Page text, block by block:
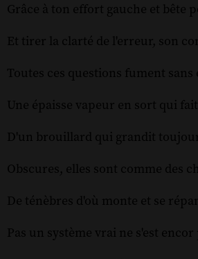
Grâce à ton effort gauche et bête
Et tirer la clarté de l'erreur, son
Toutes ces questions fument sans
Une épaisse vapeur en sort qui
D'un brouillard qui grandit
Obscures, elles sont comme des
De ténèbres d'où monte et se
Pas un système vrai ne s'est